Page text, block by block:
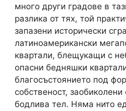
много други градове в
разлика от тях, той
запазени исторически
латиноамерикански
квартали, блещукащи с
опасни бедняшки
благосъстоянието под
собственост,
бодлива тел. Няма нито